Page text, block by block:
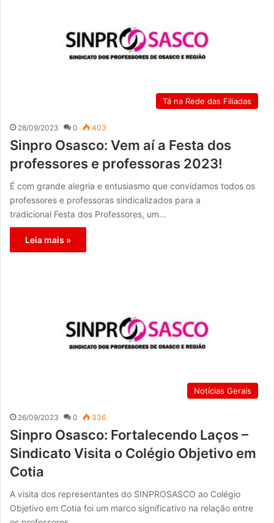
Tá na Rede das Filiadas
28/09/2023 0 403
Sinpro Osasco: Vem aí a Festa dos
professores e professoras 2023!
É com grande alegria e entusiasmo que convidamos todos os
professores e professoras sindicalizados para a
tradicional Festa dos Professores, um…
Leia mais »
Notícias Gerais
26/09/2023 0 336
Sinpro Osasco: Fortalecendo Laços –
Sindicato Visita o Colégio Objetivo em
Cotia
A visita dos representantes do SINPROSASCO ao Colégio
Objetivo em Cotia foi um marco significativo na relação entre